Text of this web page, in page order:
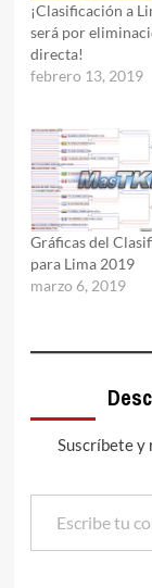
¡Clasificación a
será por
directa!
febrero 13, 2019
Gráficas del
para Lima 2019
marzo 6, 2019
Suscríbete y
Escribe tu correo electrónico…